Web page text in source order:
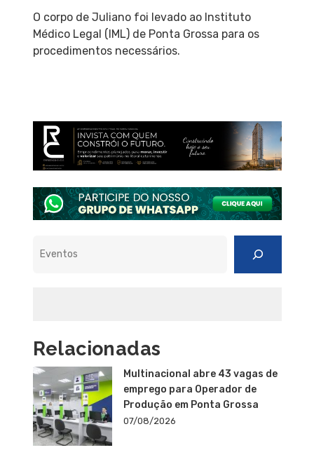
O corpo de Juliano foi levado ao Instituto
Médico Legal (IML) de Ponta Grossa para os
procedimentos necessários.
Relacionadas
Multinacional abre 43 vagas de
emprego para Operador de
Produção em Ponta Grossa
07/08/2026